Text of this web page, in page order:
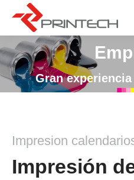
Gran
Impresion
Impresión